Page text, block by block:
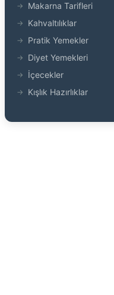
Makarna Tarifleri
Kahvaltılıklar
Pratik Yemekler
Diyet Yemekleri
İçecekler
Kışlık Hazırlıklar